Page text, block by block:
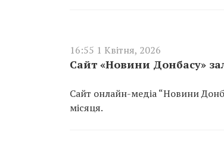
16:55 1 Квітня, 2026
Сайт «Новини Донбасу»
Сайт онлайн-медіа “Новини
місяця.